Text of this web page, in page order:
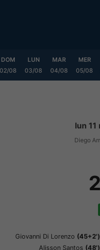
DOM
02/08
LUN
03/08
MAR
04/08
MER
05/08
lun
Diego
2
Giovanni Di Lorenzo (45+2')
Alisson Santos (48')